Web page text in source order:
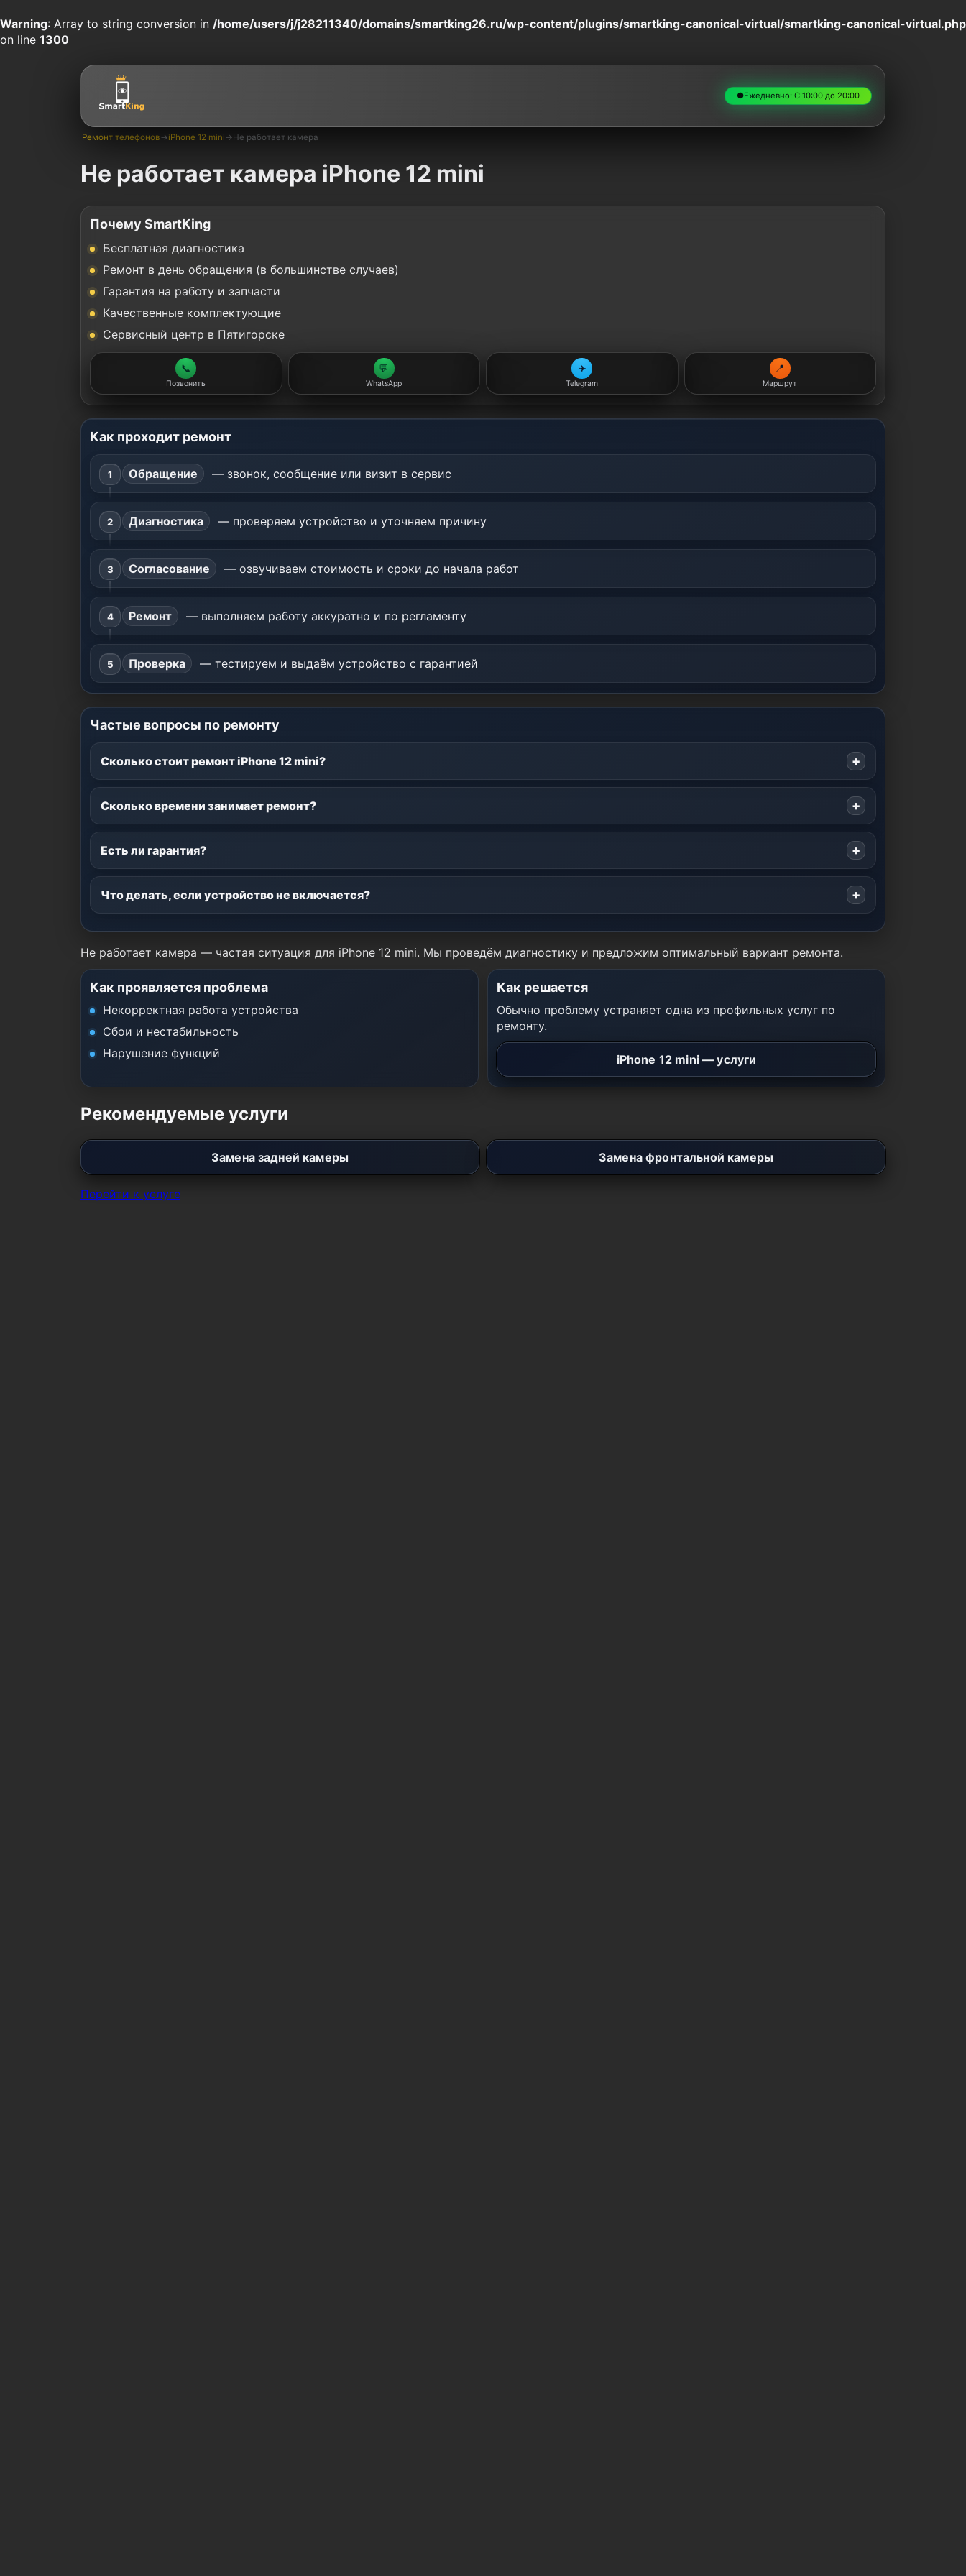
Warning: Array to string conversion in /home/users/j/j28211340/domains/smartking26.ru/wp-content/plugins/smartking-canonical-virtual/smartking-canonical-virtual.php
on line 1300
●Ежедневно: С 10:00 до 20:00
Ремонт телефонов→iPhone 12 mini→Не работает камера
Не работает камера iPhone 12 mini
Почему SmartKing
Бесплатная диагностика
Ремонт в день обращения (в большинстве случаев)
Гарантия на работу и запчасти
Качественные комплектующие
Сервисный центр в Пятигорске
📞
Позвонить
💬
WhatsApp
✈️
Telegram
📍
Маршрут
Как проходит ремонт
Обращение — звонок, сообщение или визит в сервис
Диагностика — проверяем устройство и уточняем причину
Согласование — озвучиваем стоимость и сроки до начала работ
Ремонт — выполняем работу аккуратно и по регламенту
Проверка — тестируем и выдаём устройство с гарантией
Частые вопросы по ремонту
Сколько стоит ремонт iPhone 12 mini?
Сколько времени занимает ремонт?
Есть ли гарантия?
Что делать, если устройство не включается?
Не работает камера — частая ситуация для iPhone 12 mini. Мы проведём диагностику и предложим оптимальный вариант ремонта.
Как проявляется проблема
Некорректная работа устройства
Сбои и нестабильность
Нарушение функций
Как решается
Обычно проблему устраняет одна из профильных услуг по
ремонту.
iPhone 12 mini — услуги
Рекомендуемые услуги
Замена задней камеры Замена фронтальной камеры
Перейти к услуге